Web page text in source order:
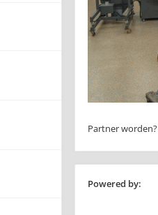
Partner worden?
Powered by: